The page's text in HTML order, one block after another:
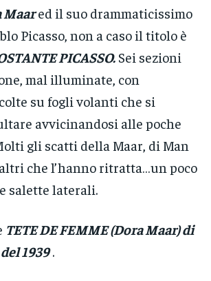
Maared il suo drammaticissimo
Picasso, non a caso il titolo è
PICASSO. Sei sezioni
mal illuminate, con
su fogli volanti che si
avvicinandosi alle poche
gli scatti della Maar, di Man
che l’hanno ritratta…un poco
salette laterali.
TETE DE FEMME (Dora Maar) di
1939.